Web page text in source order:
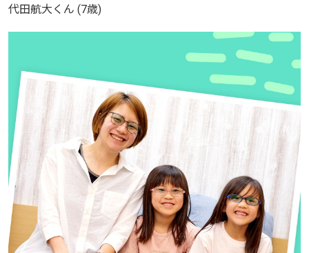
代田航大くん (7歳)
代田航大くん (7歳)